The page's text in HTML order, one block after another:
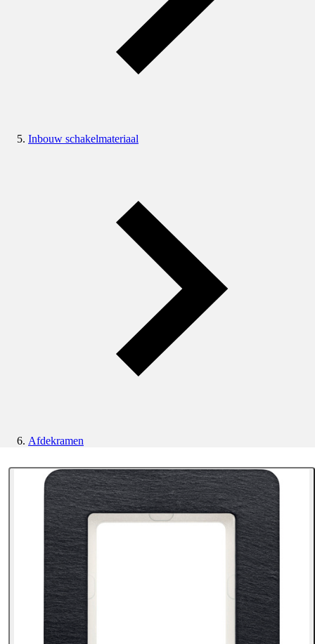
Inbouw schakelmateriaal
Afdekramen